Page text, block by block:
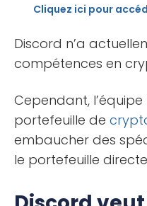
Cliquez ici pour
Discord n’a
compétences en
Cependant,
portefeuille de
embaucher des
le portefeuille